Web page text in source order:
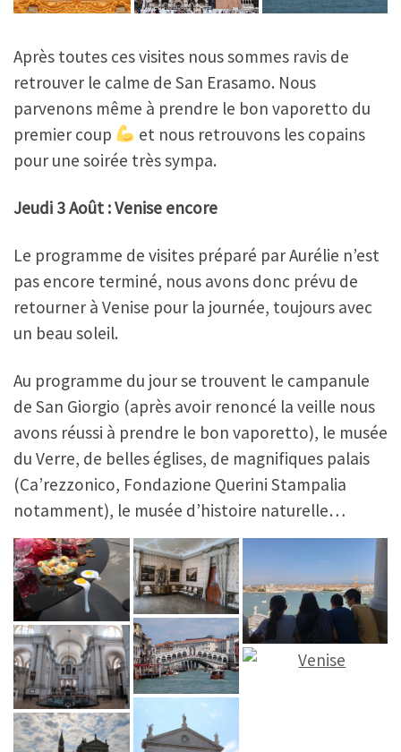
Après toutes ces visites nous sommes ravis de
retrouver le calme de San Erasamo. Nous
parvenons même à prendre le bon vaporetto du
premier coup
et nous retrouvons les copains
pour une soirée très sympa.
Jeudi 3 Août : Venise encore
Le programme de visites préparé par Aurélie n’est
pas encore terminé, nous avons donc prévu de
retourner à Venise pour la journée, toujours avec
un beau soleil.
Au programme du jour se trouvent le campanule
de San Giorgio (après avoir renoncé la veille nous
avons réussi à prendre le bon vaporetto), le musée
du Verre, de belles églises, de magnifiques palais
(Ca’rezzonico, Fondazione Querini Stampalia
notamment), le musée d’histoire naturelle…